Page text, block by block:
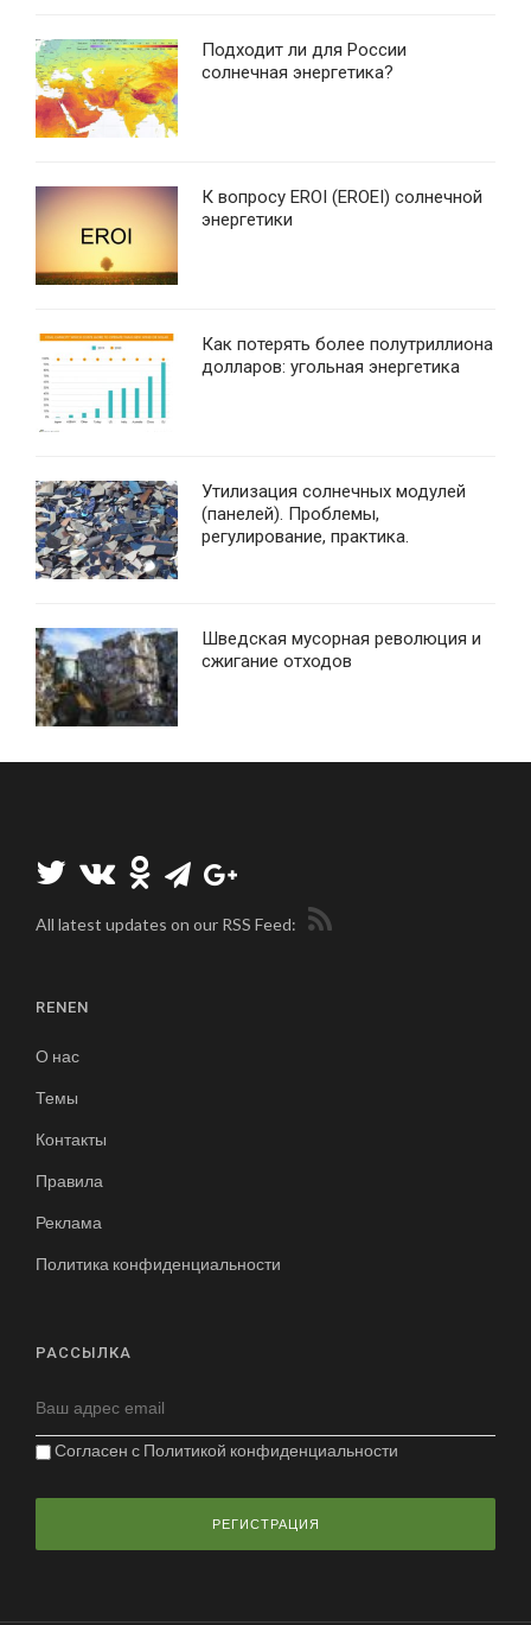
Подходит ли для России
солнечная энергетика?
К вопросу EROI (EROEI) солнечной
энергетики
Как потерять более полутриллиона
долларов: угольная энергетика
Утилизация солнечных модулей
(панелей). Проблемы,
регулирование, практика.
Шведская мусорная революция и
сжигание отходов
All latest updates on our RSS Feed:
RENEN
О нас
Темы
Контакты
Правила
Реклама
Политика конфиденциальности
РАССЫЛКА
Согласен с Политикой конфиденциальности